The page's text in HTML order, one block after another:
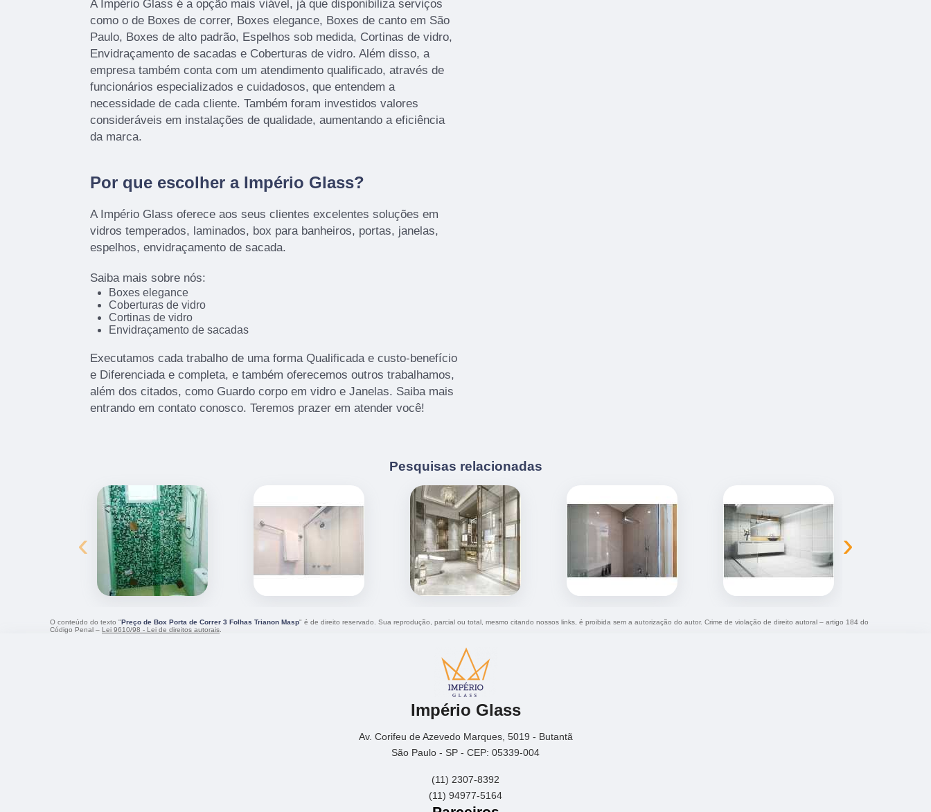
A Império Glass é a opção mais viável, já que disponibiliza serviços
como o de Boxes de correr, Boxes elegance, Boxes de canto em São
Paulo, Boxes de alto padrão, Espelhos sob medida, Cortinas de vidro,
Envidraçamento de sacadas e Coberturas de vidro. Além disso, a
empresa também conta com um atendimento qualificado, através de
funcionários especializados e cuidadosos, que entendem a
necessidade de cada cliente. Também foram investidos valores
consideráveis em instalações de qualidade, aumentando a eficiência
da marca.
Por que escolher a Império Glass?
A Império Glass oferece aos seus clientes excelentes soluções em
vidros temperados, laminados, box para banheiros, portas, janelas,
espelhos, envidraçamento de sacada.
Saiba mais sobre nós:
Boxes elegance
Coberturas de vidro
Cortinas de vidro
Envidraçamento de sacadas
Executamos cada trabalho de uma forma Qualificada e custo-benefício
e Diferenciada e completa, e também oferecemos outros trabalhamos,
além dos citados, como Guardo corpo em vidro e Janelas. Saiba mais
entrando em contato conosco. Teremos prazer em atender você!
Pesquisas relacionadas
‹ ›
O conteúdo do texto " Preço de Box Porta de Correr 3 Folhas Trianon Masp" é de direito reservado. Sua reprodução, parcial ou total, mesmo citando nossos links, é proibida sem a autorização do autor. Crime de violação de direito autoral – artigo 184 do
Código Penal – Lei 9610/98 - Lei de direitos autorais.
Império Glass
Av. Corifeu de Azevedo Marques, 5019 - Butantã
São Paulo - SP - CEP: 05339-004
(11) 2307-8392
(11) 94977-5164